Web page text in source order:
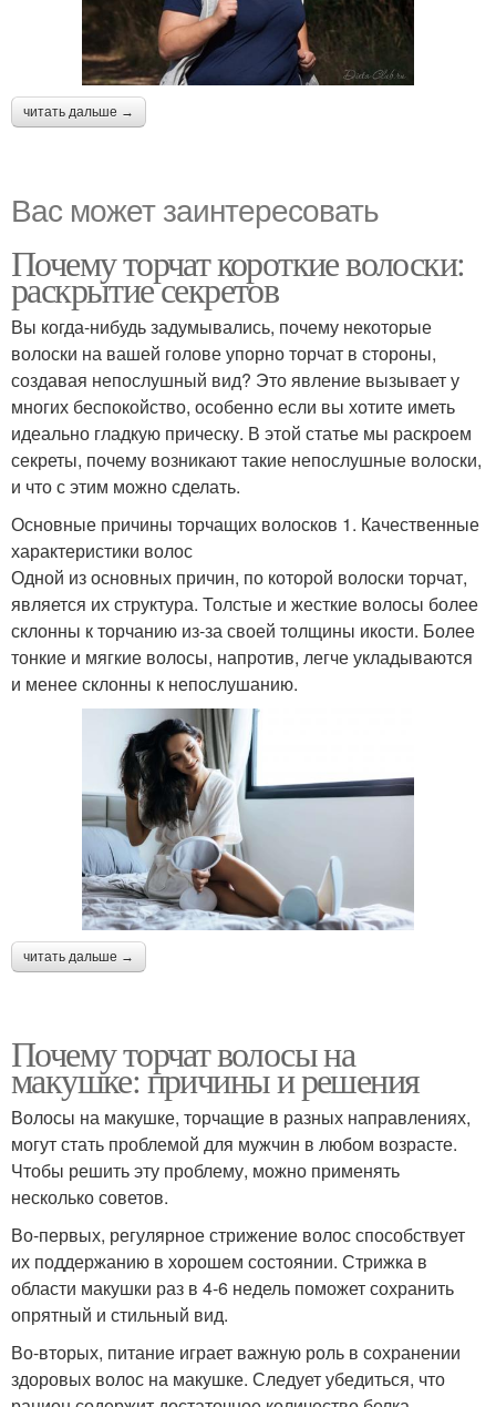
читать дальше →
Вас может заинтересовать
Почему торчат короткие волоски:
раскрытие секретов
Вы когда-нибудь задумывались, почему некоторые
волоски на вашей голове упорно торчат в стороны,
создавая непослушный вид? Это явление вызывает у
многих беспокойство, особенно если вы хотите иметь
идеально гладкую прическу. В этой статье мы раскроем
секреты, почему возникают такие непослушные волоски,
и что с этим можно сделать.
Основные причины торчащих волосков 1. Качественные
характеристики волос
Одной из основных причин, по которой волоски торчат,
является их структура. Толстые и жесткие волосы более
склонны к торчанию из-за своей толщины икости. Более
тонкие и мягкие волосы, напротив, легче укладываются
и менее склонны к непослушанию.
читать дальше →
Почему торчат волосы на
макушке: причины и решения
Волосы на макушке, торчащие в разных направлениях,
могут стать проблемой для мужчин в любом возрасте.
Чтобы решить эту проблему, можно применять
несколько советов.
Во-первых, регулярное стрижение волос способствует
их поддержанию в хорошем состоянии. Стрижка в
области макушки раз в 4-6 недель поможет сохранить
опрятный и стильный вид.
Во-вторых, питание играет важную роль в сохранении
здоровых волос на макушке. Следует убедиться, что